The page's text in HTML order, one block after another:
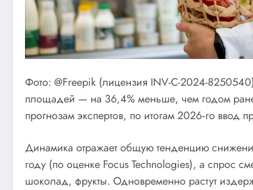
Фото: @Freepik (лицензия INV-C-2024-
площадей — на 36,4% меньше, чем годом
прогнозам экспертов, по итогам 2026‑го ввод
Динамика отражает общую тенденцию
году (по оценке Focus Technologies), а спрос
шоколад, фрукты. Одновременно растут